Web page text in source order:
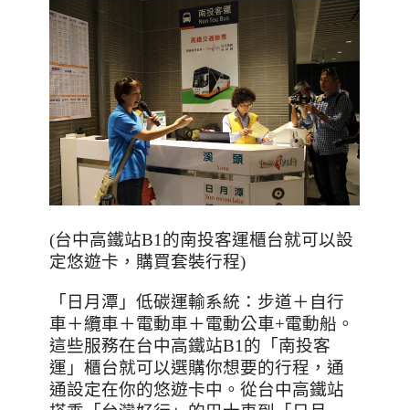
(台中高鐵站B1的南投客運櫃台就可以設
定悠遊卡，購買套裝行程)
「日月潭」低碳運輸系統：步道＋自行
車＋纜車＋電動車＋電動公車+電動船。
這些服務在台中高鐵站B1 的「南投客
運」櫃台就可以選購你想要的行程，通
通設定在你的悠遊卡中。從台中高鐵站